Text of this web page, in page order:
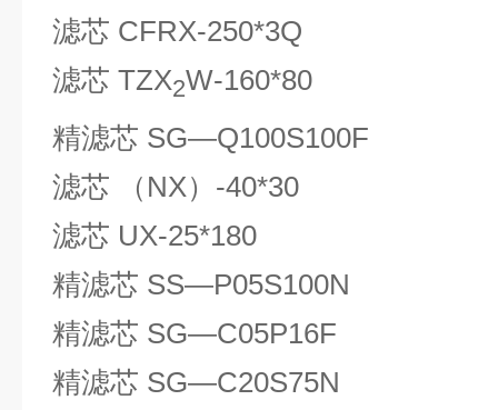
滤芯 CFRX-250*3Q
滤芯 TZX2W-160*80
精滤芯 SG—Q100S100F
滤芯 （NX）-40*30
滤芯 UX-25*180
精滤芯 SS—P05S100N
精滤芯 SG—C05P16F
精滤芯 SG—C20S75N